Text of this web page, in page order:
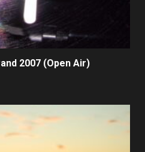
2007 (Open Air)